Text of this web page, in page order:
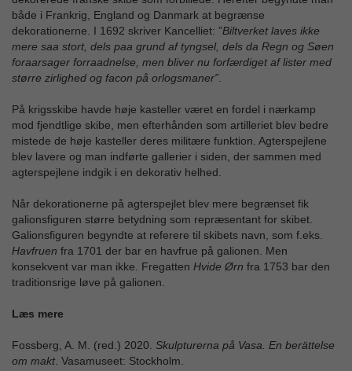
både i Frankrig, England og Danmark at begrænse
dekorationerne. I 1692 skriver Kancelliet: ”Biltverket laves ikke
mere saa stort, dels paa grund af tyngsel, dels da Regn og Søen
foraarsager forraadnelse, men bliver nu forfærdiget af lister med
større zirlighed og facon på orlogsmaner”
På krigsskibe havde høje kasteller været en fordel i nærkamp
mod fjendtlige skibe, men efterhånden som artilleriet blev bedre
mistede de høje kasteller deres militære funktion. Agterspejlene
blev lavere og man indførte gallerier i siden, der sammen med
agterspejlene indgik i en dekorativ helhed.
Når dekorationerne på agterspejlet blev mere begrænset fik
galionsfiguren større betydning som repræsentant for skibet.
Galionsfiguren begyndte at referere til skibets navn, som f.eks.
Havfruen fra 1701 der bar en havfrue på galionen. Men
konsekvent var man ikke. Fregatten Hvide Ørn fra 1753 bar den
traditionsrige løve på galionen.
Læs mere
Fossberg, A. M. (red.) 2020. Skulpturerna på Vasa. En berättelse
om makt . Vasamuseet: Stockholm.